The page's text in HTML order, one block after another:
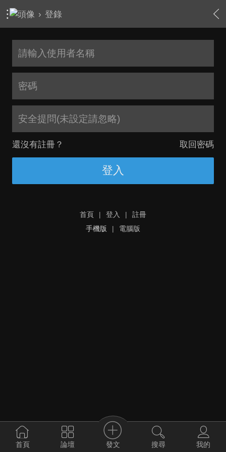
› 登錄
安全提問(未設定請忽略)
還沒有註冊？ 取回密碼
登入
首頁 | 登入 |
註冊
手機版
| 電腦版
首頁 論壇 發文 搜尋 我的